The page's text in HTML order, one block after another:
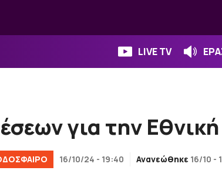
LIVE TV
για την
16/10/24 - 19:40 Ανανεώθηκε 16/10 -